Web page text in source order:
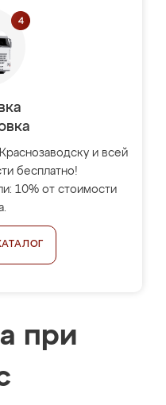
и всей
бесплатно!
10% от стоимости
при